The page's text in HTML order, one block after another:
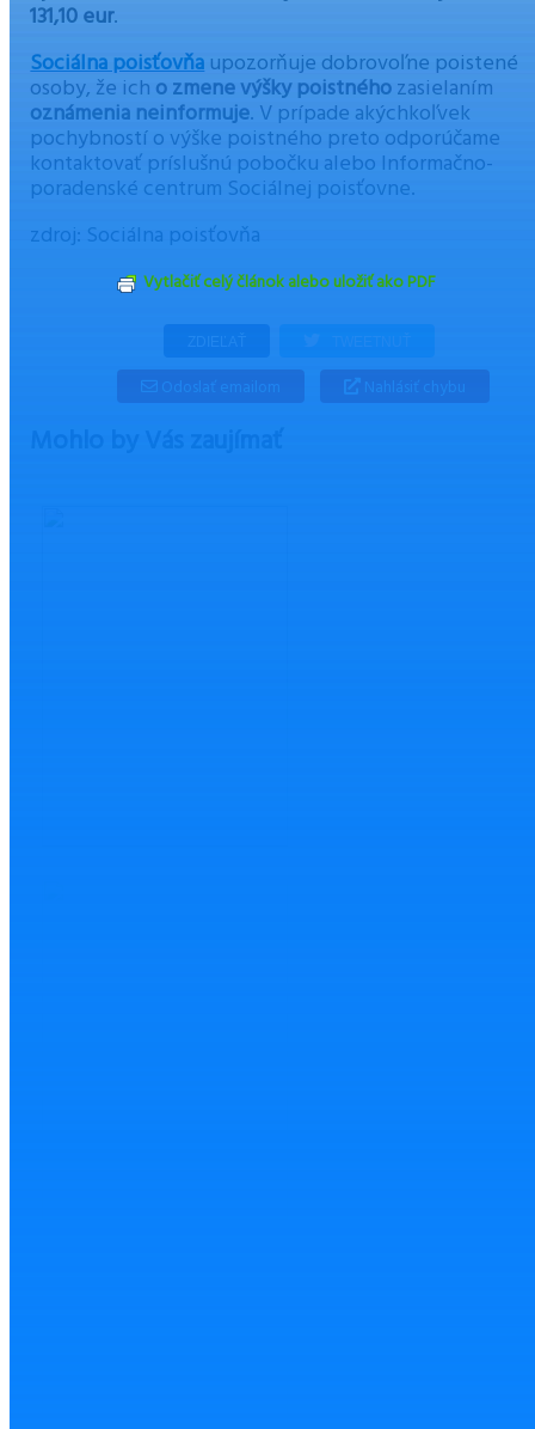
131,10 eur.
Sociálna poisťovňaupozorňuje dobrovoľne poistené
osoby, že ich o zmene výšky poistnéhozasielaním
oznámenia neinformuje. V prípade akýchkoľvek
pochybností o výške poistného preto odporúčame
kontaktovať príslušnú pobočku alebo Informačno-
poradenské centrum Sociálnej poisťovne.
zdroj: Sociálna poisťovňa
Vytlačiť celý článok alebo uložiť ako PDF
Odoslať emailom Nahlásiť chybu